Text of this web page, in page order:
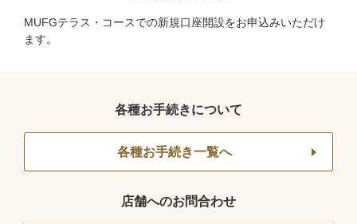
MUFGテラス・コースでの新規口座開設をお申込みいただけ
ます。
各種お手続きについて
各種お手続き一覧へ
店舗へのお問合わせ